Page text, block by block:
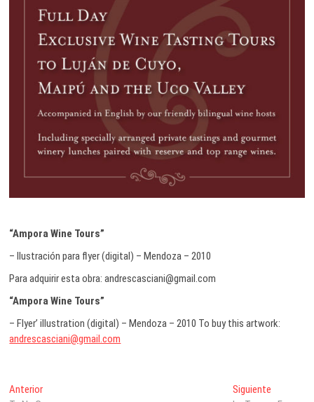
“Ampora Wine Tours”
– Ilustración para flyer (digital) – Mendoza – 2010
Para adquirir esta obra: andrescasciani@gmail.com
“Ampora Wine Tours”
– Flyer’ illustration (digital) – Mendoza – 2010 To buy this artwork:
andrescasciani@gmail.com
Navegación
AnteriorEntrada
SiguienteEntrada